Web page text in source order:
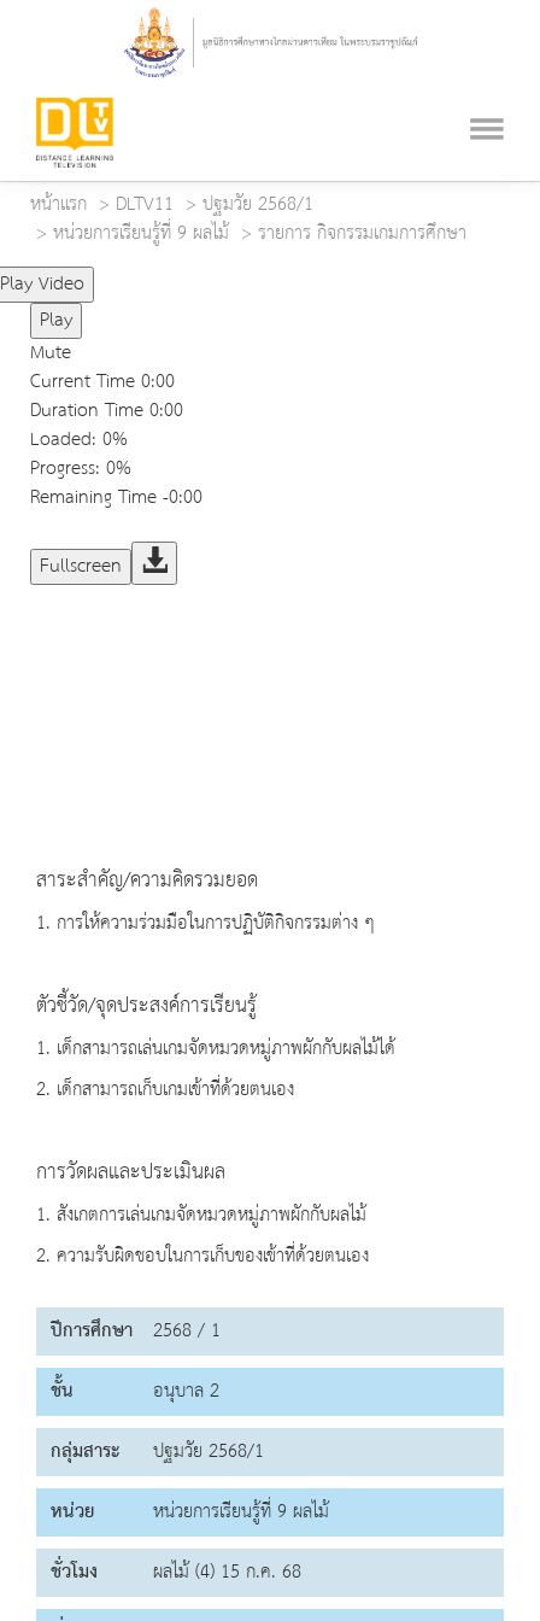
หน้าแรก DLTV11
ปฐมวัย 2568/1
หน่วยการเรียนรู้ที่ 9 ผลไม้
รายการ กิจกรรมเกมการศึกษา
Play Video
Play
Mute
Current Time0:00
Duration Time0:00
Loaded: 0%
Progress: 0%
Remaining Time-0:00
Fullscreen
สาระสำคัญ/ความคิดรวมยอด
1. การให้ความร่วมมือในการปฏิบัติกิจกรรมต่าง ๆ
ตัวชี้วัด/จุดประสงค์การเรียนรู้
1. เด็กสามารถเล่นเกมจัดหมวดหมู่ภาพผักกับผลไม้ได้
2. เด็กสามารถเก็บเกมเข้าที่ด้วยตนเอง
การวัดผลและประเมินผล
1. สังเกตการเล่นเกมจัดหมวดหมู่ภาพผักกับผลไม้
2. ความรับผิดชอบในการเก็บของเข้าที่ด้วยตนเอง
ปีการศึกษา 2568 / 1
ชั้น
อนุบาล 2
กลุ่มสาระ
ปฐมวัย 2568/1
หน่วย
หน่วยการเรียนรู้ที่ 9 ผลไม้
ชั่วโมง
ผลไม้ (4) 15 ก.ค. 68